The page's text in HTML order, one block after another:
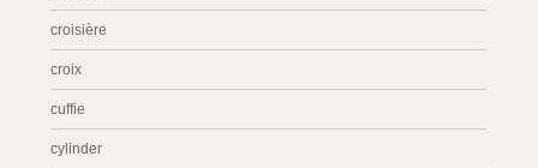
croisière
croix
cuffie
cylinder